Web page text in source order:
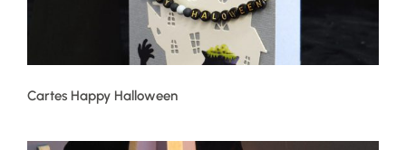
Cartes Happy Halloween